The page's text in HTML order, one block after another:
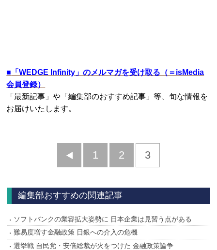
■ 「WEDGE Infinity」のメルマガを受け取る（＝isMedia
会員登録）
「最新記事」や「編集部のおすすめ記事」等、旬な情報を
お届けいたします。
前
1 2 3
編集部おすすめの関連記事
ソフトバンクの業容拡大姿勢に 日本企業は見習う点がある
難易度増す金融政策 日銀への介入の危機
選挙戦 自民党・安倍総裁が火をつけた 金融政策論争